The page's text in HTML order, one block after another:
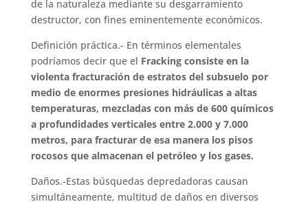
de la naturaleza mediante su desgarramiento
destructor, con fines eminentemente económicos.
Definición práctica.- En términos elementales
podríamos decir que el Fracking consiste en la
violenta fracturación de estratos del subsuelo por
medio de enormes presiones hidráulicas a altas
temperaturas, mezcladas con más de 600 químicos
a profundidades verticales entre 2.000 y 7.000
metros, para fracturar de esa manera los pisos
rocosos que almacenan el petróleo y los gases.
Daños.-Estas búsquedas depredadoras causan
simultáneamente, multitud de daños en diversos